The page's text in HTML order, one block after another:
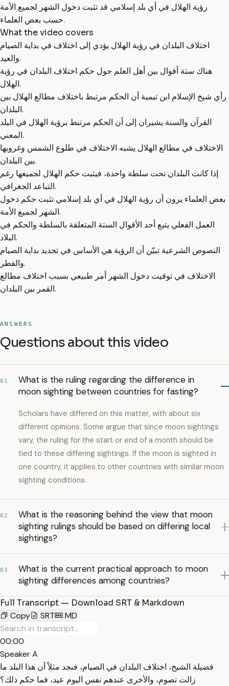
رؤية الهلال في أي بلد إسلامي قد تثبت دخول الشهر لجميع الأمة
حسب بعض العلماء.
What the video covers
اختلاف البلدان في رؤية الهلال يؤدي إلى اختلاف في بداية الصيام
والعيد.
هناك ستة أقوال بين أهل العلم حول حكم اختلاف البلدان في رؤية
الهلال.
رأي شيخ الإسلام ابن تيمية أن الحكم مرتبط باختلاف مطالع الهلال بين
البلدان.
القرآن والسنة يشيران إلى أن الحكم مرتبط برؤية الهلال في البلد
المعني.
الاختلاف في مطالع الهلال يشبه الاختلاف في طلوع الشمس وغروبها
بين البلدان.
إذا كانت البلدان تحت سلطة واحدة، فيثبت حكم الهلال لجميعها رغم
التباعد الجغرافي.
بعض العلماء يرون أن رؤية الهلال في أي بلد إسلامي تثبت حكم دخول
الشهر لجميع الأمة.
العمل الفعلي يتبع أحد الأقوال الستة المتعلقة بالسلطة والحكم في
البلاد.
النصوص الشرعية تبيّن أن الرؤية هي الأساس في تحديد بداية الصيام
والفطر.
الاختلاف في توقيت دخول الشهر أمر طبيعي بسبب اختلاف مطالع
القمر بين البلدان.
ANSWERS
Questions about this video
01
What is the ruling regarding the difference in
moon sighting between countries for fasting?
Scholars have differed on this matter, with about six
different opinions. Some argue that since moon sightings
vary, the ruling for the start or end of a month should be
tied to these differing sightings. If the moon is sighted in
one country, it applies to other countries with similar moon
sighting conditions.
02
What is the reasoning behind the view that moon
sighting rulings should be based on differing local
sightings?
03
What is the current practical approach to moon
sighting differences among countries?
Full Transcript — Download SRT & Markdown
Copy
SRT MD
00:00
Speaker A
فضيلة الشيخ، اختلاف البلدان في الصيام، فنجد مثلاً أن هذا البلد ما
زالت تصوم، والأخرى عندهم نفس اليوم عيد، فما حكم ذلك؟